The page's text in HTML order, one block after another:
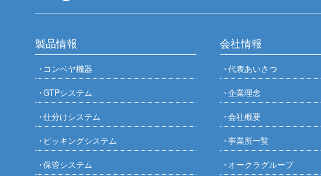
製品情報
コンベヤ機器
GTPシステム
仕分けシステム
ピッキングシステム
保管システム
会社情報
代表あいさつ
企業理念
会社概要
事業所一覧
オークラグループ